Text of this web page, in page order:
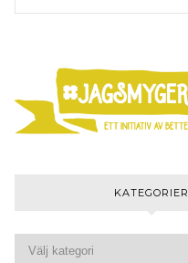
KATEGORIER